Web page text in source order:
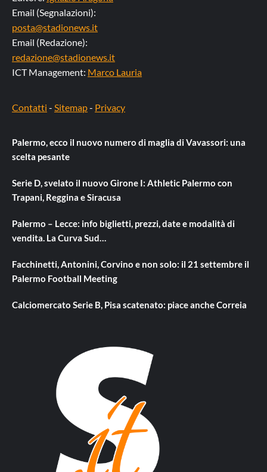
Email (Segnalazioni):
posta@stadionews.it
Email (Redazione):
redazione@stadionews.it
ICT Management: Marco Lauria
Contatti - Sitemap- Privacy
Palermo, ecco il nuovo numero di maglia di Vavassori: una
scelta pesante
Serie D, svelato il nuovo Girone I: Athletic Palermo con
Trapani, Reggina e Siracusa
Palermo – Lecce: info biglietti, prezzi, date e modalità di
vendita. La Curva Sud…
Facchinetti, Antonini, Corvino e non solo: il 21 settembre il
Palermo Football Meeting
Calciomercato Serie B, Pisa scatenato: piace anche Correia